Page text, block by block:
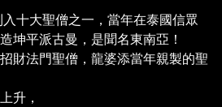
十大聖僧之一，當年在泰國信眾
坤平派古曼，是聞名東南亞！
財法門聖僧，龍婆添當年親製的聖
升，